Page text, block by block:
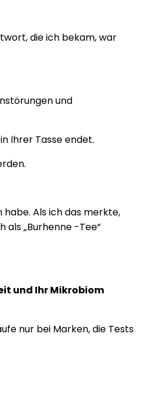
die ich bekam, war
und
Ihrer Tasse endet.
Als ich das merkte,
als „Burhenne -Tee“
und Ihr Mikrobiom
nur bei Marken, die Tests